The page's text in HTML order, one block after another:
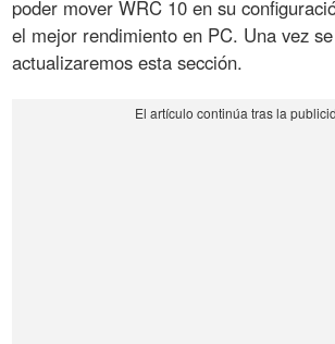
poder mover WRC 10 en su
el mejor rendimiento en PC. Una vez
actualizaremos esta sección.